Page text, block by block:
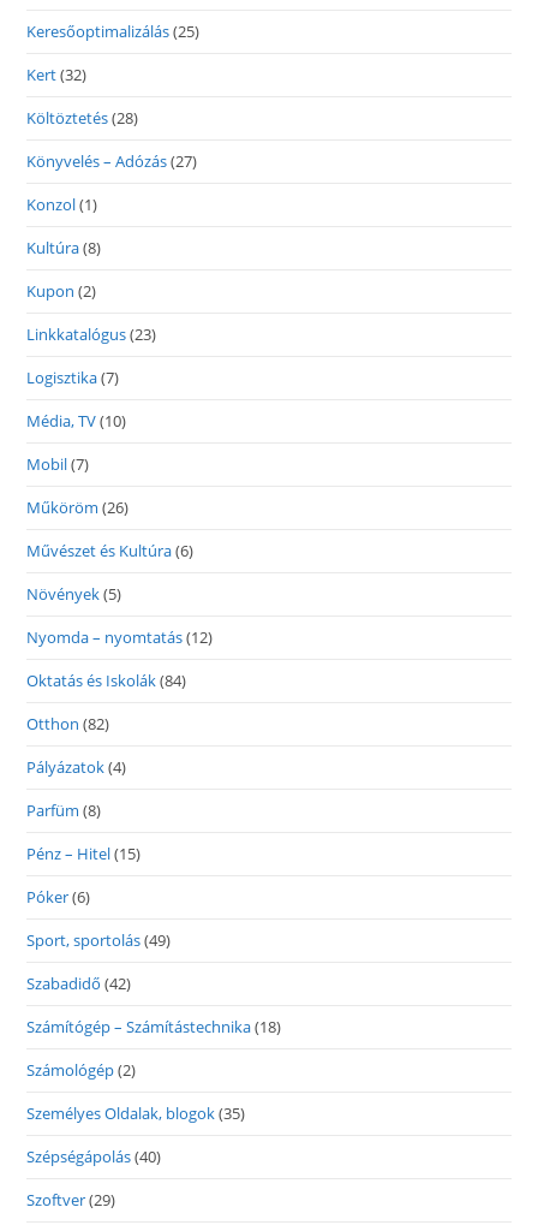
Keresőoptimalizálás(25)
Kert(32)
Költöztetés(28)
Könyvelés – Adózás(27)
Konzol(1)
Kultúra(8)
Kupon (2)
Linkkatalógus(23)
Logisztika(7)
Média, TV(10)
Mobil(7)
Műköröm (26)
Művészet és Kultúra(6)
Növények(5)
Nyomda – nyomtatás(12)
Oktatás és Iskolák(84)
Otthon (82)
Pályázatok(4)
Parfüm (8)
Pénz – Hitel(15)
Póker(6)
Sport, sportolás(49)
Szabadidő (42)
Számítógép – Számítástechnika(18)
Számológép(2)
Személyes Oldalak, blogok(35)
Szépségápolás(40)
Szoftver(29)